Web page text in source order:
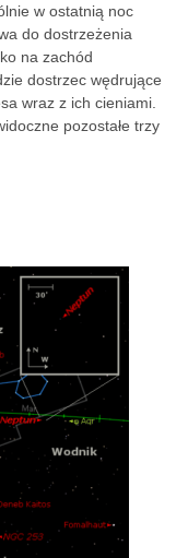
w ostatnią noc
do dostrzeżenia
na zachód
dostrzec wędrujące
wraz z ich cieniami.
pozostałe trzy